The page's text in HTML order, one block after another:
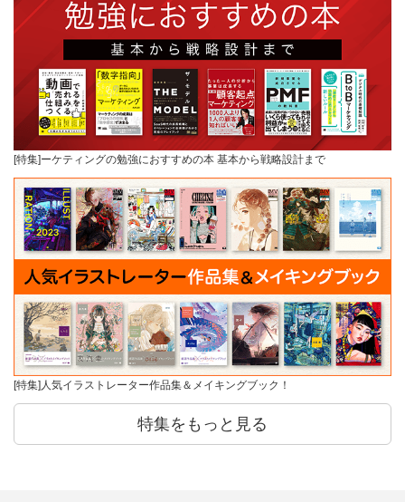
[特集]ーケティングの勉強におすすめの本 基本から戦略設計まで
[特集]人気イラストレーター作品集＆メイキングブック！
特集をもっと見る